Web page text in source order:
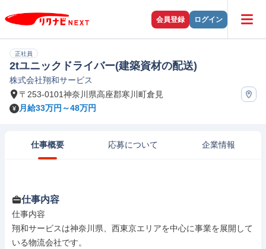
会員登録 ログイン
正社員
2tユニックドライバー(建築資材の配送)
株式会社翔和サービス
〒253-0101神奈川県高座郡寒川町倉見
月給33万円～48万円
仕事概要 応募について 企業情報
仕事内容
仕事内容
翔和サービスは神奈川県、西東京エリアを中心に事業を展開して
いる物流会社です。